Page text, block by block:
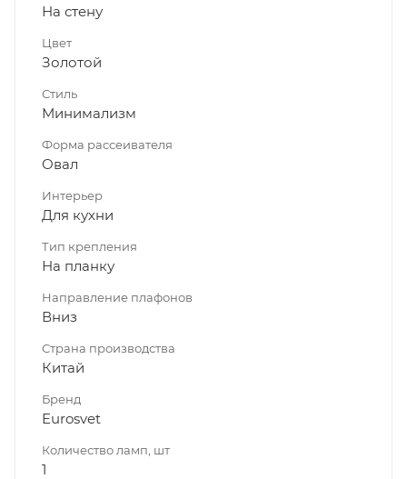
На стену
Цвет
Золотой
Стиль
Минимализм
Форма рассеивателя
Овал
Интерьер
Для кухни
Тип крепления
На планку
Направление плафонов
Вниз
Страна производства
Китай
Бренд
Eurosvet
Количество ламп, шт
1